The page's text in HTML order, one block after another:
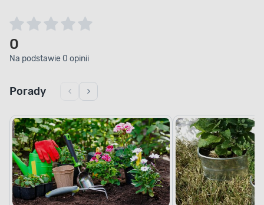
SOLIDNA KONSTRUKCJA STALOWA
Gwarancja bezpieczeństwa i
funkcjonalność
0
Na podstawie 0 opinii
Porady